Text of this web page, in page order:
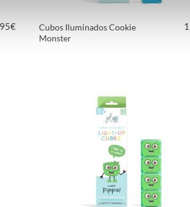
€
Cubos Iluminados Cookie
Monster